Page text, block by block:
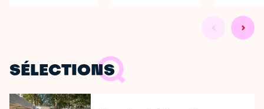
SÉLECTIONS